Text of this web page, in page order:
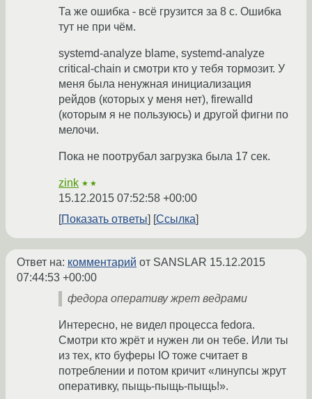
Та же ошибка - всё грузится за 8 с. Ошибка
тут не при чём.
systemd-analyze blame, systemd-analyze
critical-chain и смотри кто у тебя тормозит. У
меня была ненужная инициализация
рейдов (которых у меня нет), firewalld
(которым я не пользуюсь) и другой фигни по
мелочи.
Пока не поотрубал загрузка была 17 сек.
zink ★★
15.12.2015 07:52:58 +00:00
Показать ответы
Ссылка
Ответ на: комментарий от SANSLAR 15.12.2015
07:44:53 +00:00
федора оперативу жрет ведрами
Интересно, не видел процесса fedora.
Смотри кто жрёт и нужен ли он тебе. Или ты
из тех, кто буферы IO тоже считает в
потреблении и потом кричит «линупсы жрут
оперативку, пыщь-пыщь-пыщь!».